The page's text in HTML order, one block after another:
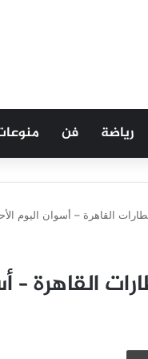
رياضة فن
القاهرة – أسوان اليوم
القاهرة –
طباعة